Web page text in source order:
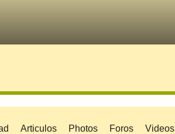
Articulos Photos Foros Videos